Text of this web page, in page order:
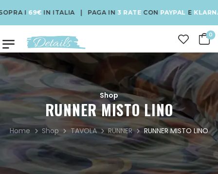
I69€IN ITALIA | PAGA IN3 RATECONPAYPALE KLARNA|
0
Shop
RUNNER MISTO LINO
Home Shop TAVOLA RUNNER RUNNER MISTO LINO